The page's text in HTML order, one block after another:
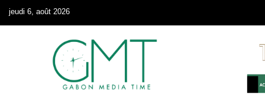
jeudi 6, août 2026